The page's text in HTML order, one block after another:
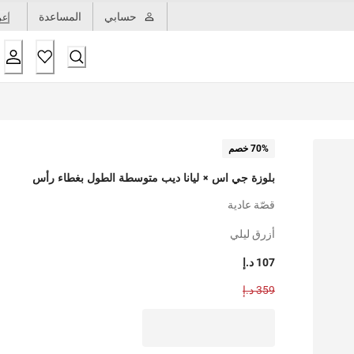
حسابي المساعدة
70% خصم
بلوزة جي اس × ليانا ديب متوسطة الطول بغطاء رأس
قصّة عادية
أزرق ليلي
107 د.إ
359 د.إ